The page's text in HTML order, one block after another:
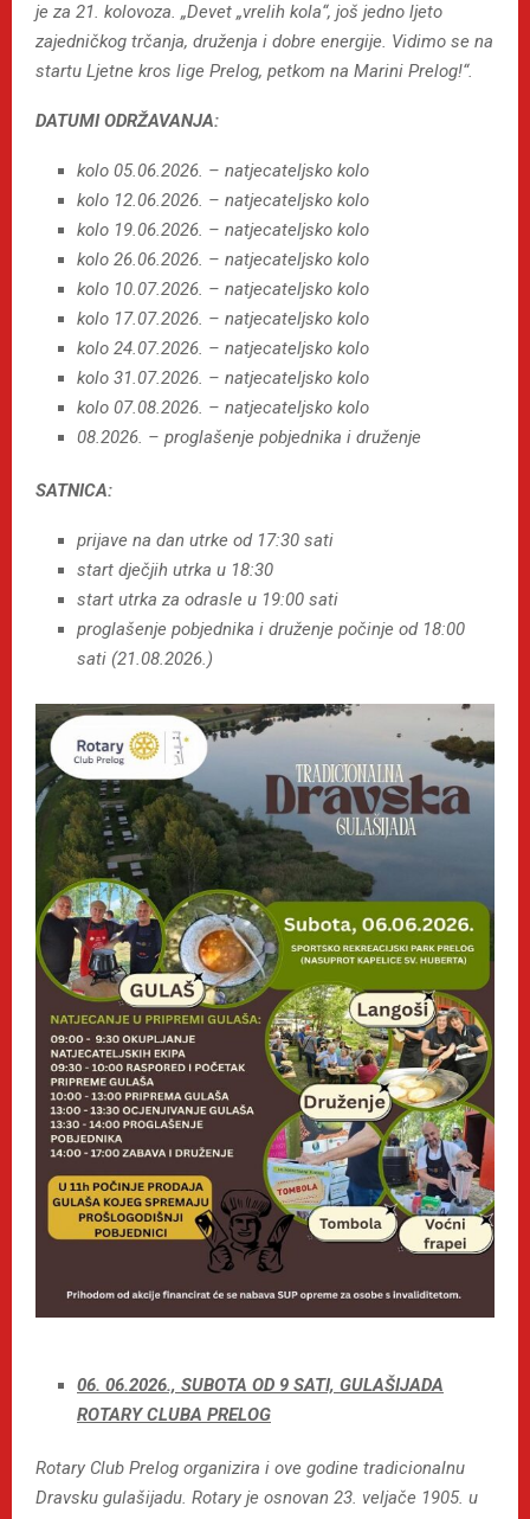
je za 21. kolovoza. „Devet „vrelih kola“, još jedno ljeto
zajedničkog trčanja, druženja i dobre energije. Vidimo se na
startu Ljetne kros lige Prelog, petkom na Marini Prelog!“.
DATUMI ODRŽAVANJA:
kolo 05.06.2026. – natjecateljsko kolo
kolo 12.06.2026. – natjecateljsko kolo
kolo 19.06.2026. – natjecateljsko kolo
kolo 26.06.2026. – natjecateljsko kolo
kolo 10.07.2026. – natjecateljsko kolo
kolo 17.07.2026. – natjecateljsko kolo
kolo 24.07.2026. – natjecateljsko kolo
kolo 31.07.2026. – natjecateljsko kolo
kolo 07.08.2026. – natjecateljsko kolo
08.2026. – proglašenje pobjednika i druženje
SATNICA:
prijave na dan utrke od 17:30 sati
start dječjih utrka u 18:30
start utrka za odrasle u 19:00 sati
proglašenje pobjednika i druženje počinje od 18:00
sati (21.08.2026.)
06. 06.2026., SUBOTA OD 9 SATI, GULAŠIJADA
ROTARY CLUBA PRELOG
Rotary Club Prelog organizira i ove godine tradicionalnu
Dravsku gulašijadu. Rotary je osnovan 23. veljače 1905. u